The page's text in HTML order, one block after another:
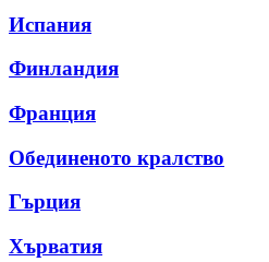
Испания
Финландия
Франция
Обединеното кралство
Гърция
Хърватия